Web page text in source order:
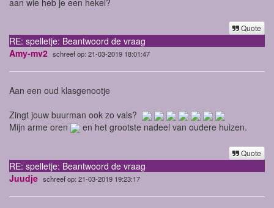
Quote
RE: spelletje: Beantwoord de vraag
Amy-mv2 schreef op: 21-03-2019 18:01:47
Aan een oud klasgenootje
Zingt jouw buurman ook zo vals?
Mijn arme oren
en het grootste nadeel van oudere huizen.
Quote
RE: spelletje: Beantwoord de vraag
Juudje schreef op: 21-03-2019 19:23:17